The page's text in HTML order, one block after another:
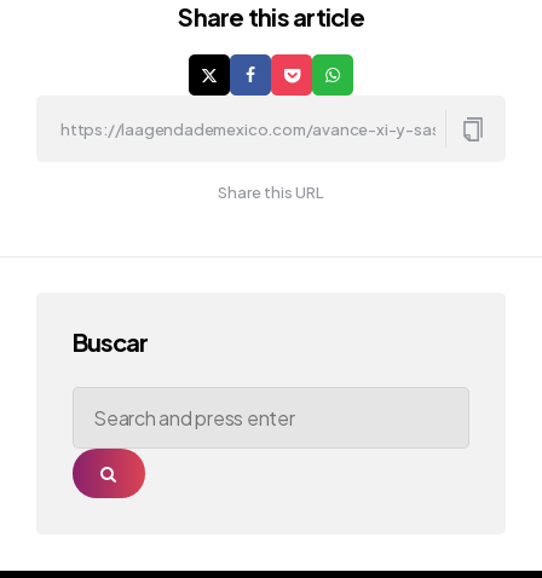
Share this article
Share this URL
Buscar
Search
for:
Search